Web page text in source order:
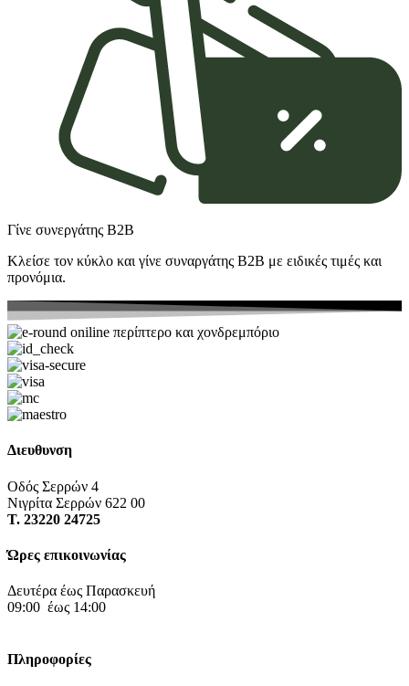
Γίνε συνεργάτης Β2Β
Κλείσε τον κύκλο και γίνε συναργάτης B2Β με ειδικές τιμές και
προνόμια.
Διευθυνση
Οδός Σερρών 4
Νιγρίτα Σερρών 622 00
Τ. 23220 24725
Ώρες επικοινωνίας
Δευτέρα έως Παρασκευή
09:00 έως 14:00
Πληροφορίες